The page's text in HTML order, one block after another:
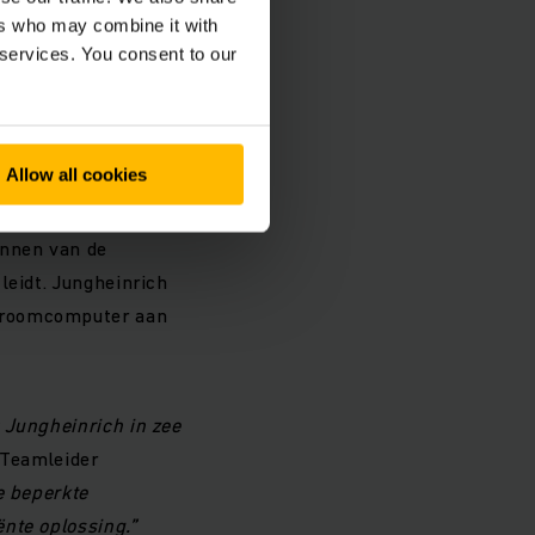
who may combine it with
You consent to our
Allow all cookies
naar hun
voorzien de EKX
in smalle
van de
Jungheinrich
aan
in zee
beperkte
oplossing.”